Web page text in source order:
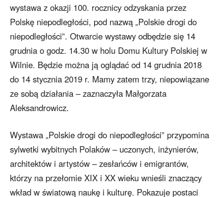
wystawa z okazji 100. rocznicy odzyskania przez
Polskę niepodległości, pod nazwą „Polskie drogi do
niepodległości”. Otwarcie wystawy odbędzie się 14
grudnia o godz. 14.30 w holu Domu Kultury Polskiej w
Wilnie. Będzie można ją oglądać od 14 grudnia 2018
do 14 stycznia 2019 r. Mamy zatem trzy, niepowiązane
ze sobą działania – zaznaczyła Małgorzata
Aleksandrowicz.
Wystawa „Polskie drogi do niepodległości” przypomina
sylwetki wybitnych Polaków – uczonych, inżynierów,
architektów i artystów – zesłańców i emigrantów,
którzy na przełomie XIX i XX wieku wnieśli znaczący
wkład w światową naukę i kulturę. Pokazuje postaci